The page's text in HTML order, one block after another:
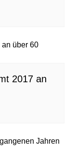
2017 an